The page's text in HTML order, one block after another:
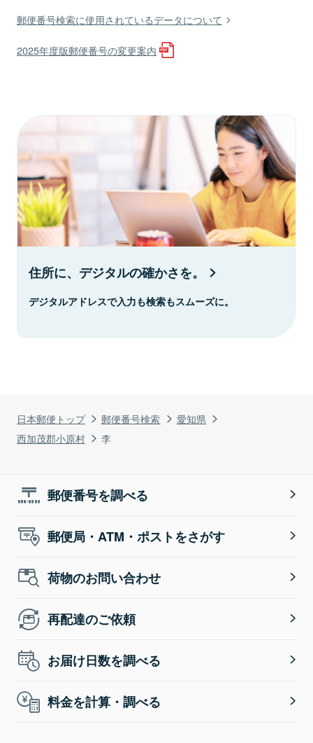
日本郵便トップ 郵便番号検索
愛知県
西加茂郡小原村
李
郵便番号検索に使用されているデータについて
2025年度版郵便番号の変更案内
住所に、デジタルの確かさを。
デジタルアドレスで入力も検索もスムーズに。
郵便番号を調べる
郵便局・ATM・ポストをさがす
荷物のお問い合わせ
再配達のご依頼
お届け日数を調べる
料金を計算・調べる